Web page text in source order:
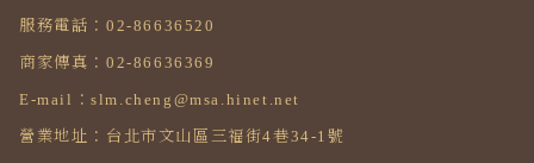
服務電話：02-86636520
商家傳真：02-86636369
E-mail：slm.cheng@msa.hinet.net
營業地址：台北市文山區三福街4巷34-1號